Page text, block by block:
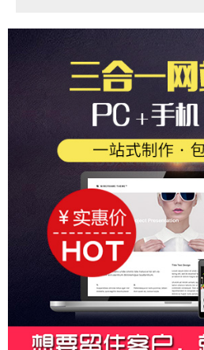
河南 河北 苏州 东莞 宁波 广州
杭州 无锡 佛山 南京 郑州 大连 烟
Link 做国外网站多少费用？
立站 - 锚定全球客群，实现外贸
钱？国外网站制作价格费用